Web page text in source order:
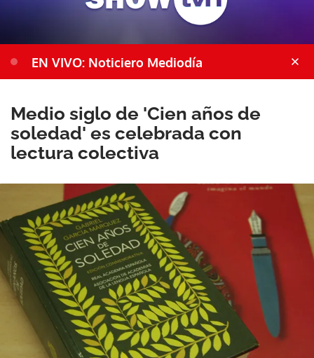
EN VIVO: Noticiero Mediodía
Medio siglo de 'Cien años de
soledad' es celebrada con
lectura colectiva